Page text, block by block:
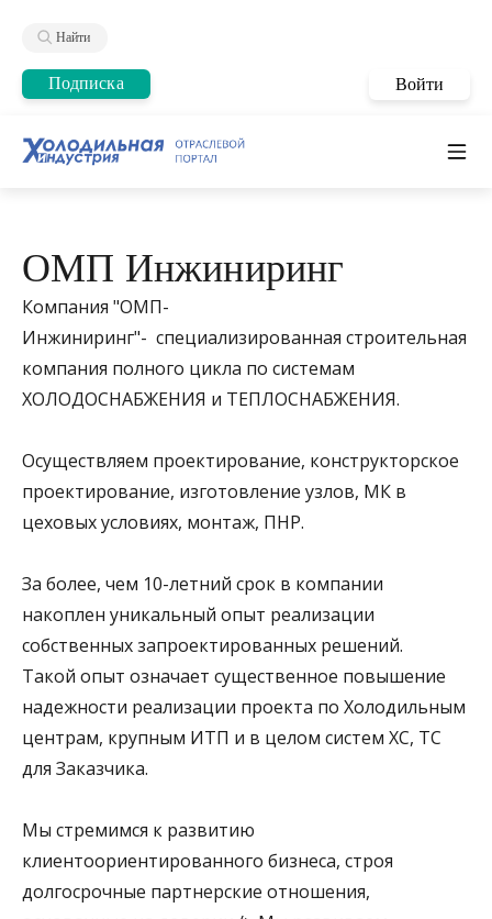
Найти
Подписка Войти
ОМП Инжиниринг
Компания "ОМП-
Инжиниринг"- специализированная строительная
компания полного цикла по системам
ХОЛОДОСНАБЖЕНИЯ и ТЕПЛОСНАБЖЕНИЯ.
Осуществляем проектирование, конструкторское
проектирование, изготовление узлов, МК в
цеховых условиях, монтаж, ПНР.
За более, чем 10-летний срок в компании
накоплен уникальный опыт реализации
собственных запроектированных решений.
Такой опыт означает существенное повышение
надежности реализации проекта по Холодильным
центрам, крупным ИТП и в целом систем ХС, ТС
для Заказчика.
Мы стремимся к развитию
клиентоориентированного бизнеса, строя
долгосрочные партнерские отношения,